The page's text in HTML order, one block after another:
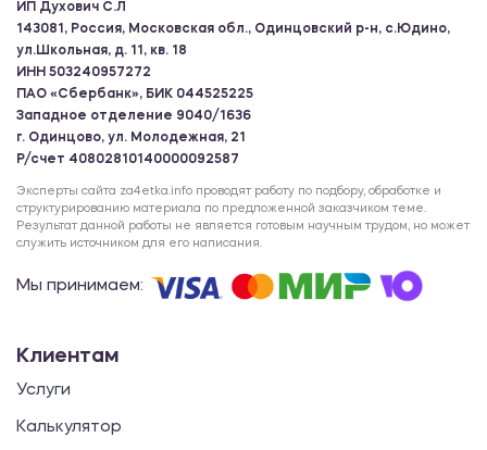
ИП Духович С.Л
143081, Россия, Московская обл., Одинцовский р-н, с.Юдино,
ул.Школьная, д. 11, кв. 18
ИНН 503240957272
ПАО «Сбербанк», БИК 044525225
Западное отделение 9040/1636
г. Одинцово, ул. Молодежная, 21
Р/счет 40802810140000092587
Эксперты сайта za4etka.info проводят работу по подбору, обработке и
структурированию материала по предложенной заказчиком теме.
Результат данной работы не является готовым научным трудом, но может
служить источником для его написания.
Мы принимаем:
Клиентам
Услуги
Калькулятор